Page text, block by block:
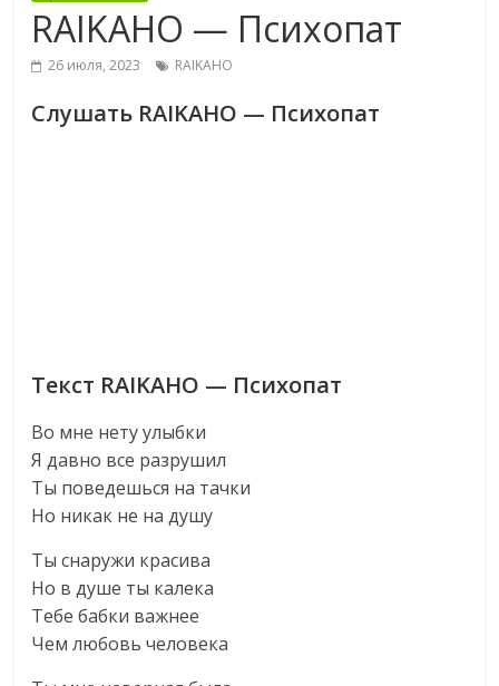
RAIKAHO — Психопат
26 июля, 2023 RAIKAHO
Слушать RAIKAHO — Психопат
Текст RAIKAHO — Психопат
Во мне нету улыбки
Я давно все разрушил
Ты поведешься на тачки
Но никак не на душу
Ты снаружи красива
Но в душе ты калека
Тебе бабки важнее
Чем любовь человека